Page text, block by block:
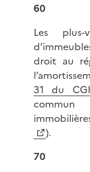
60
Les
droit au
31 du CGI
commun
).
70